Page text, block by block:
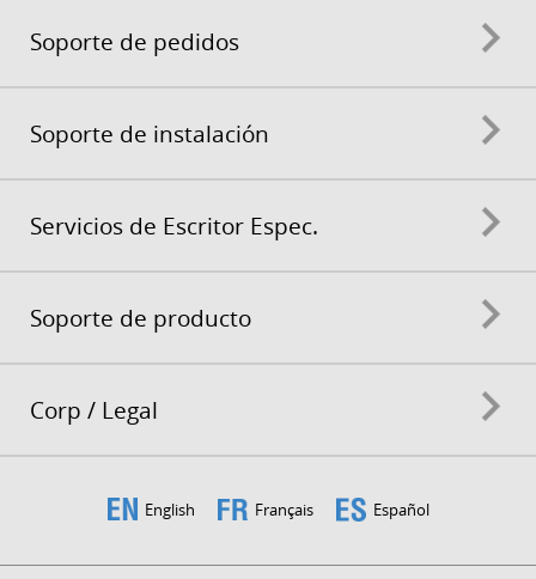
Soporte de pedidos
Soporte de instalación
Servicios de Escritor Espec.
Soporte de producto
Corp / Legal
English Français Español